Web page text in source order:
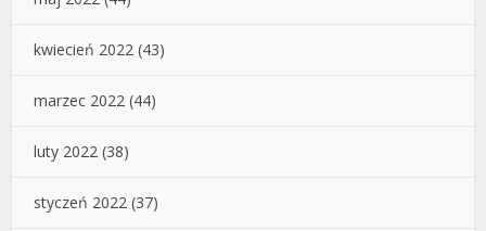
kwiecień 2022 (43)
marzec 2022 (44)
luty 2022 (38)
styczeń 2022 (37)